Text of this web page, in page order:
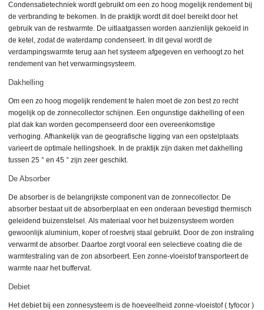
Condensatietechniek wordt gebruikt om een zo hoog mogelijk rendement bij
de verbranding te bekomen. In de praktijk wordt dit doel bereikt door het
gebruik van de restwarmte. De uitlaatgassen worden aanzienlijk gekoeld in
de ketel, zodat de waterdamp condenseert. In dit geval wordt de
verdampingswarmte terug aan het systeem afgegeven en verhoogt zo het
rendement van het verwarmingsysteem.
Dakhelling
Om een zo hoog mogelijk rendement te halen moet de zon best zo recht
mogelijk op de zonnecollector schijnen. Een ongunstige dakhelling of een
plat dak kan worden gecompenseerd door een overeenkomstige
verhoging.Afhankelijk van de geografische ligging van een opstelplaats
varieert de optimale hellingshoek. In de praktijk zijn daken met dakhelling
tussen 25 ° en 45 ° zijn zeer geschikt.
De Absorber
De absorber is de belangrijkste component van de zonnecollector. De
absorber bestaat uit de absorberplaat en een onderaan bevestigd thermisch
geleidend buizenstelsel.Als materiaal voor het buizensysteem worden
gewoonlijk aluminium, koper of roestvrij staal gebruikt. Door de zon instraling
verwarmt de absorber. Daartoe zorgt vooral een selectieve coating die de
warmtestraling van de zon absorbeert. Een zonne-vloeistof transporteert de
warmte naar het buffervat.
Debiet
Het debiet bij een zonnesysteem is de hoeveelheid zonne-vloeistof ( tyfocor )